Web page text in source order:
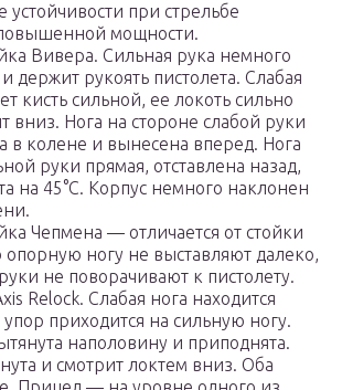
устойчивости при стрельбе
мощности.
Вивера. Сильная рука немного
держит рукоять пистолета. Слабая
кисть сильной, ее локоть сильно
вниз. Нога на стороне слабой руки
в колене и вынесена вперед. Нога
руки прямая, отставлена назад,
на 45°С. Корпус немного наклонен
Чепмена — отличается от стойки
опорную ногу не выставляют далеко,
не поворачивают к пистолету.
Relock. Слабая нога находится
приходится на сильную ногу.
наполовину и приподнята.
и смотрит локтем вниз. Оба